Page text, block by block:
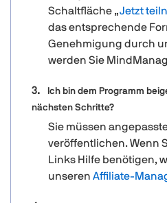
Schaltfläche „Jetzt
das entsprechende
Genehmigung durch
werden Sie
Ich bin dem Programm
nächsten Schritte?
Sie müssen
veröffentlichen. Wenn
Links Hilfe benötigen,
unseren Affiliate-